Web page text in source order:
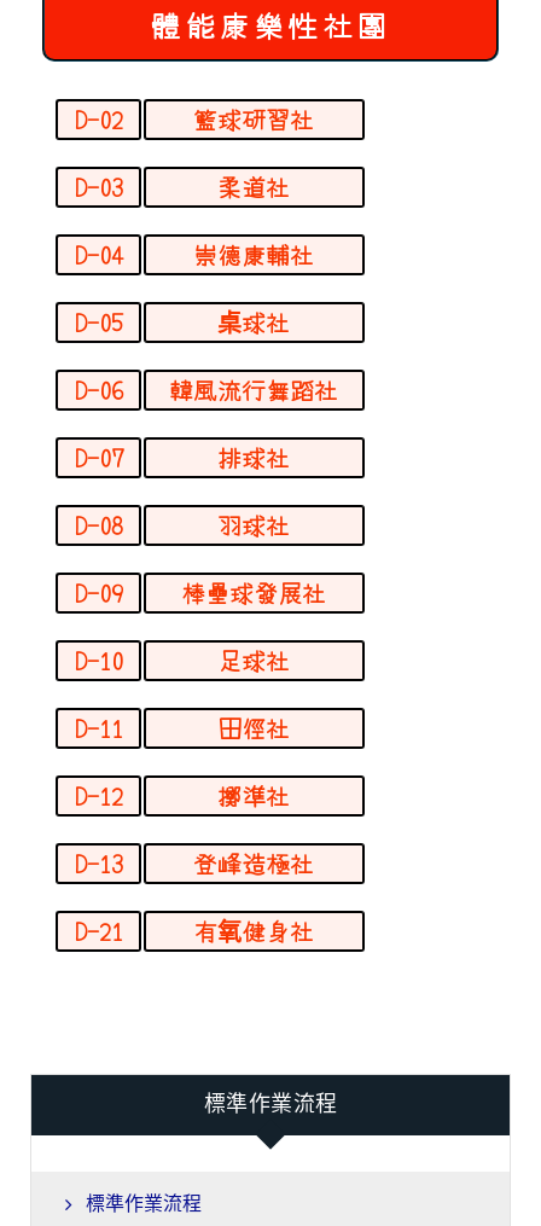
體能康樂性社團
D-02
籃球研習社
D-03
柔道社
D-04
崇德康輔社
D-05
桌球社
D-06
韓風流行舞蹈社
D-07
排球社
D-08
羽球社
D-09
棒壘球發展社
D-10
足球社
D-11
田徑社
D-12
擲準社
D-13
登峰造極社
D-21
有氧健身社
標準作業流程
標準作業流程